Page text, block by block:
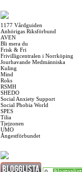
1177 Vårdguiden
Anhörigas Riksförbund
AVEN
Bli mera du
Frisk & Fri
Frivilligcentralen i Norrköping
Jourhavande Medmänniska
Kuling
Mind
Roks
RSMH
SHEDO
Social Anxiety Support
Social Phobia World
SPES
Tilia
Tjejzonen
UMO
Ångestförbundet